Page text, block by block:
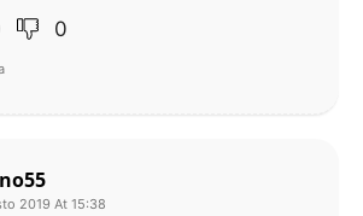
0
2019 At 15:38